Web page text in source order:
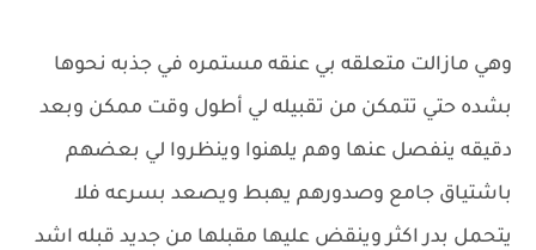
وهي مازالت متعلقه بي عنقه مستمره في جذبه نحوها
بشده حتي تتمكن من تقبيله لي أطول وقت ممكن وبعد
دقيقه ينفصل عنها وهم يلهنوا وينظروا لي بعضهم
باشتياق جامع وصدورهم يهبط ويصعد بسرعه فلا
يتحمل بدر اكثر وينقض عليها مقبلها من جديد قبله اشد